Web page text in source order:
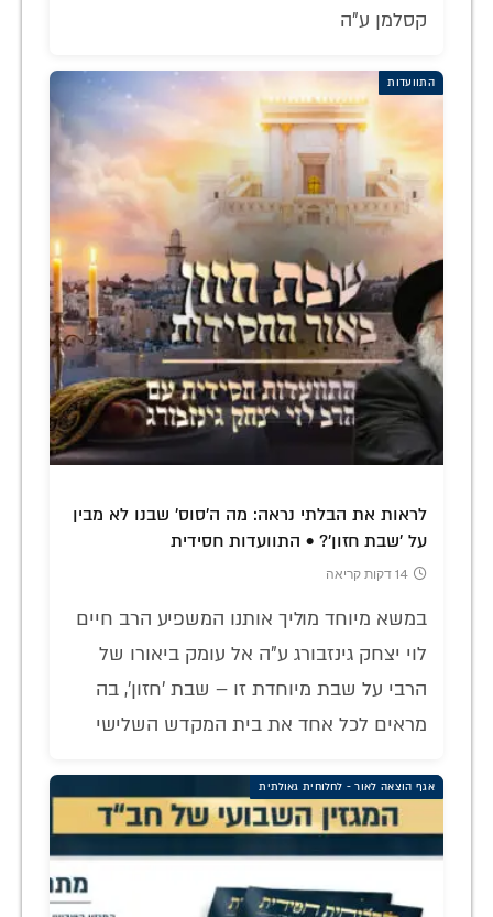
קסלמן ע"ה
התוועדות
לראות את הבלתי נראה: מה ה'סוס' שבנו לא מבין
על 'שבת חזון'? • התוועדות חסידית
14 דקות קריאה
במשא מיוחד מוליך אותנו המשפיע הרב חיים
לוי יצחק גינזבורג ע"ה אל עומק ביאורו של
הרבי על שבת מיוחדת זו – שבת 'חזון', בה
מראים לכל אחד את בית המקדש השלישי
אגף הוצאה לאור - לחלוחית גאולתית